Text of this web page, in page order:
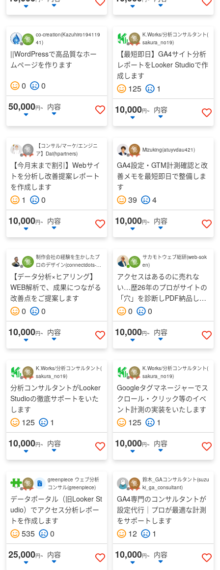
いいねする
い
co-creation(Kazuhiro194119
41)
||WordPressで高品質なホー
ムページを作ります
0 0
50,000円~
内容
いいねする
K.Works/分析コンサルタント(
sakura_no19)
【最短即日】GA4サイト分析
レポートをLooker Studioで作
成します
125 1
10,000円~
内容
い
【コンサル/マーケ/エンジニ
ア】Dai(hpartners)
【今月末まで割引】Webサイ
トを分析し改善提案レポート
を作成します
1 0
10,000円~
内容
いいねする
Mizuking(atuyvdau421)
GA4設定・GTM計測確認と改
善メモを最短即日で整備しま
す
39 4
10,000円~
内容
い
制作会社の経験を生かしたプ
ロのデザイン(connectdots-de
sign )
【データ分析×ヒアリング】
WEB解析で、成果につながる
改善点をご提案します
0 0
10,000円~
内容
いいねする
サカモトウェブ総研(web-sok
en)
アクセスはあるのに売れな
い…歴26年のプロがサイトの
「穴」を診断しPDF納品しま
す 0 0
10,000円~
内容
い
K.Works/分析コンサルタント(
sakura_no19)
分析コンサルタントがLooker
Studioの徹底サポートをいた
します
125 1
10,000円~
内容
いいねする
K.Works/分析コンサルタント(
sakura_no19)
Googleタグマネージャーでス
クロール・クリック等のイベ
ント計測の実装をいたします
125 1
10,000円~
内容
い
greenpiece ウェブ分析
コンサル(greenpiece)
データポータル（旧Looker St
udio）でアクセス分析レポー
トを作成します
535 0
25,000円~
内容
いいねする
鈴木_GAコンサルタント(suzu
ki_ga_consultant)
GA4専門のコンサルタントが
設定代行｜プロが最適な計測
をサポートします
12 1
10,000円~
内容
い